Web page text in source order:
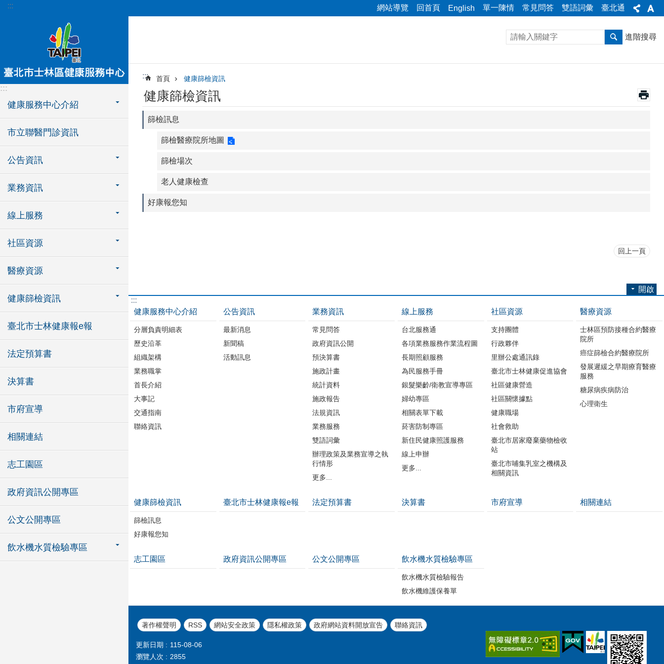
跳到主要內容區塊
::: 網站導覽 回首頁 English 單一陳情 常見問答 雙語詞彙 臺北通
:::
健康服務中心介紹
市立聯醫門診資訊
公告資訊
業務資訊
線上服務
社區資源
醫療資源
健康篩檢資訊
臺北市士林健康報e報
法定預算書
決算書
市府宣導
相關連結
志工園區
政府資訊公開專區
公文公開專區
飲水機水質檢驗專區
進階搜尋
::: 首頁 健康篩檢資訊
健康篩檢資訊
篩檢訊息
篩檢醫療院所地圖
篩檢場次
老人健康檢查
好康報您知
回上一頁
開啟
:::
健康服務中心介紹
分層負責明細表
歷史沿革
組織架構
業務職掌
首長介紹
大事記
交通指南
聯絡資訊
公告資訊
最新消息
新聞稿
活動訊息
業務資訊
常見問答
政府資訊公開
預決算書
施政計畫
統計資料
施政報告
法規資訊
業務服務
雙語詞彙
辦理政策及業務宣導之執
行情形
更多...
線上服務
台北服務通
各項業務服務作業流程圖
長期照顧服務
為民服務手冊
銀髮樂齡/衛教宣導專區
婦幼專區
相關表單下載
菸害防制專區
新住民健康照護服務
線上申辦
更多...
社區資源
支持團體
行政夥伴
里辦公處通訊錄
臺北市士林健康促進協會
社區健康營造
社區關懷據點
健康職場
社會救助
臺北市居家廢棄藥物檢收
站
臺北市哺集乳室之機構及
相關資訊
醫療資源
士林區預防接種合約醫療
院所
癌症篩檢合約醫療院所
發展遲緩之早期療育醫療
服務
糖尿病疾病防治
心理衛生
健康篩檢資訊
篩檢訊息
好康報您知
臺北市士林健康報e報 法定預算書 決算書 市府宣導 相關連結
志工園區 政府資訊公開專區 公文公開專區 飲水機水質檢驗專區
飲水機水質檢驗報告
飲水機維護保養單
著作權聲明 RSS 網站安全政策 隱私權政策 政府網站資料開放宣告 聯絡資訊
更新日期
115-08-06
瀏覽人次
2855